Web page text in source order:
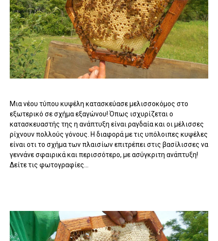
Μια νέου τύπου κυψέλη κατασκεύασε μελισσοκόμος στο
εξωτερικό σε σχήμα εξαγώνου! Όπως ισχυρίζεται ο
κατασκευαστής της η ανάπτυξη είναι ραγδαία και οι μέλισσες
ρίχνουν πολλούς γόνους. Η διαφορά με τις υπόλοιπες κυψέλες
είναι οτι το σχήμα των πλαισίων επιτρέπει στις βασίλισσες να
γεννάνε σφαιρικά και περισσότερο, με ασύγκριτη ανάπτυξη!
Δείτε τις φωτογραφίες...